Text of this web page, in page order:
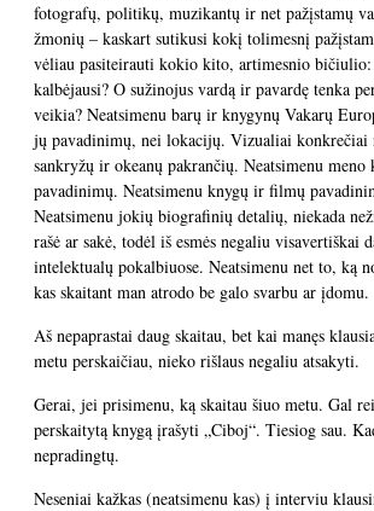
fotografų, politikų, muzikantų ir net pažįstamų
žmonių – kaskart sutikusi kokį tolimesnį
vėliau pasiteirauti kokio kito, artimesnio
kalbėjausi? O sužinojus vardą ir pavardę tenka
veikia? Neatsimenu barų ir knygynų Vakarų
jų pavadinimų, nei lokacijų. Vizualiai konkrečiai
sankryžų ir okeanų pakrančių. Neatsimenu
pavadinimų. Neatsimenu knygų ir filmų
Neatsimenu jokių biografinių detalių, niekada
rašė ar sakė, todėl iš esmės negaliu visavertiškai
intelektualų pokalbiuose. Neatsimenu net to, ką
kas skaitant man atrodo be galo svarbu ar įdomu.
Aš nepaprastai daug skaitau, bet kai manęs
metu perskaičiau, nieko rišlaus negaliu atsakyti.
Gerai, jei prisimenu, ką skaitau šiuo metu. Gal
perskaitytą knygą įrašyti „Ciboj“. Tiesiog sau.
nepradingtų.
Neseniai kažkas (neatsimenu kas) į interviu